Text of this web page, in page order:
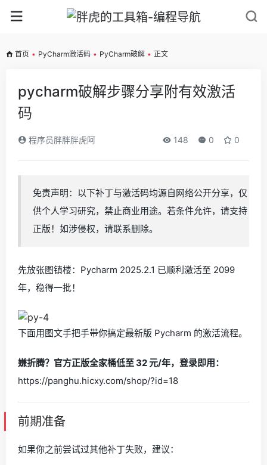
首页 • PyCharm激活码 • PyCharm破解 • 正文
pycharm破解步骤分享附有效激活
码
程序员胖胖胖虎阿 148 0 0
免责声明：以下补丁与激活码均源自网络公开分享，仅
供个人学习研究，禁止商业用途。若条件允许，请支持
正版！如涉侵权，请联系删除。
先放张图镇楼：Pycharm 2025.2.1 已顺利激活至 2099
年，稳得一批！
下面用图文手把手带你搞定最新版 Pycharm 的激活流程。
嫌折腾？官方正版全家桶低至 32 元/年，登录即用：
https://panghu.hicxy.com/shop/?id=18
前期准备
如果你之前尝试过其他补丁失败，建议：